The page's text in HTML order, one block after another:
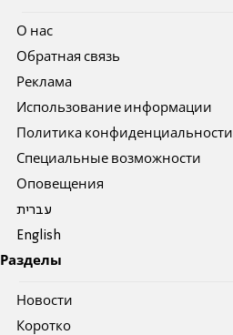
О нас
Обратная связь
Реклама
Использование информации
Политика конфиденциальности
Специальные возможности
Оповещения
עברית
English
Разделы
Новости
Коротко